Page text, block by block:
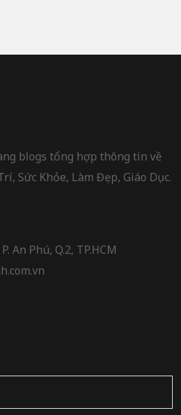
blogs tổng hợp thông tin về
Sức Khỏe, Làm Đẹp, Giáo Dục.
An Phú, Q.2, TP.HCM